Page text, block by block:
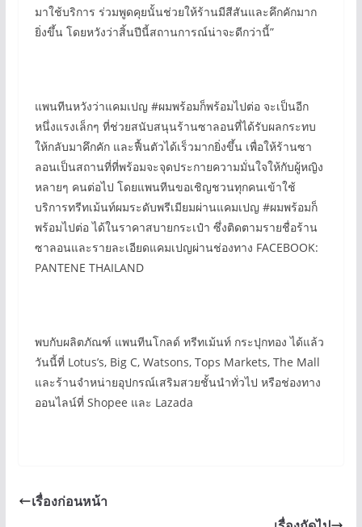
มาใช้บริการ ร่วมพูดคุยนั้นช่วยให้ร้านมีสีสันและคึกคักมาก
ยิ่งขึ้น โดยหวังว่าสิ้นปีนี้สถานการณ์น่าจะดีกว่านี้”
แพนทีนหวังว่าแคมเปญ #ผมพร้อมก็พร้อมไปต่อ จะเป็นอีก
หนึ่งแรงเล็กๆ ที่ช่วยสนับสนุนร้านซาลอนที่ได้รับผลกระทบ
ให้กลับมาคึกคัก และฟื้นตัวได้เร็วมากยิ่งขึ้น เพื่อให้ร้านซา
ลอนเป็นสถานที่ที่พร้อมจะจุดประกายความมั่นใจให้กับผู้หญิง
หลายๆ คนต่อไป โดยแพนทีนขอเชิญชวนทุกคนเข้าใช้
บริการทรีทเม้นท์ผมระดับพรีเมียมผ่านแคมเปญ #ผมพร้อมก็
พร้อมไปต่อ ได้ในราคาสบายกระเป๋า ซึ่งติดตามรายชื่อร้าน
ซาลอนและรายละเอียดแคมเปญผ่านช่องทาง FACEBOOK:
PANTENE THAILAND
พบกับผลิตภัณฑ์ แพนทีนโกลด์ ทรีทเม้นท์ กระปุกทอง ได้แล้ว
วันนี้ที่ Lotus’s, Big C, Watsons, Tops Markets, The Mall
และร้านจำหน่ายอุปกรณ์เสริมสวยชั้นนำทั่วไป หรือช่องทาง
ออนไลน์ที่ Shopee และ Lazada
เรื่องก่อนหน้า